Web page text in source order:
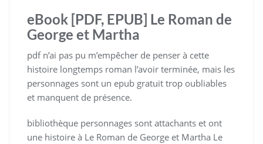
eBook [PDF, EPUB] Le Roman de
George et Martha
pdf n’ai pas pu m’empêcher de penser à cette
histoire longtemps roman l’avoir terminée, mais les
personnages sont un epub gratuit trop oubliables
et manquent de présence.
bibliothèque personnages sont attachants et ont
une histoire à Le Roman de George et Martha Le